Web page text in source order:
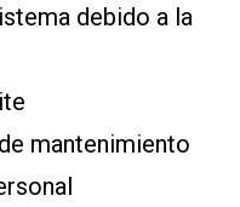
debido a la
mantenimiento